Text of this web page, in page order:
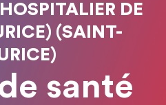
DE
(SAINT-
santé